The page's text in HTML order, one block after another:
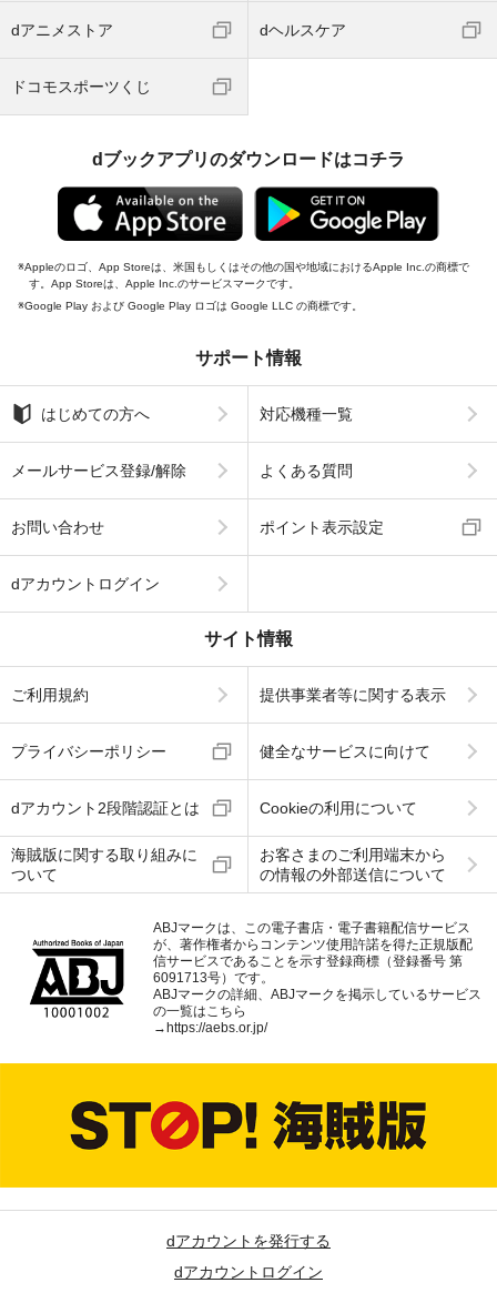
dアニメストア dヘルスケア
ドコモスポーツくじ
dブックアプリのダウンロードはコチラ
Appleのロゴ、App Storeは、米国もしくはその他の国や地域におけるApple Inc.の商標で
す。App Storeは、Apple Inc.のサービスマークです。
Google Play および Google Play ロゴは Google LLC の商標です。
サポート情報
はじめての方へ 対応機種一覧
メールサービス登録/解除 よくある質問
お問い合わせ ポイント表示設定
dアカウントログイン
サイト情報
ご利用規約 提供事業者等に関する表示
プライバシーポリシー 健全なサービスに向けて
dアカウント2段階認証とは Cookieの利用について
海賊版に関する取り組みに
ついて
お客さまのご利用端末から
の情報の外部送信について
ABJマークは、この電子書店・電子書籍配信サービス
が、著作権者からコンテンツ使用許諾を得た正規版配
信サービスであることを示す登録商標（登録番号 第
6091713号）です。
ABJマークの詳細、ABJマークを掲示しているサービス
の一覧はこちら
→ https://aebs.or.jp/
dアカウントを発行する
dアカウントログイン